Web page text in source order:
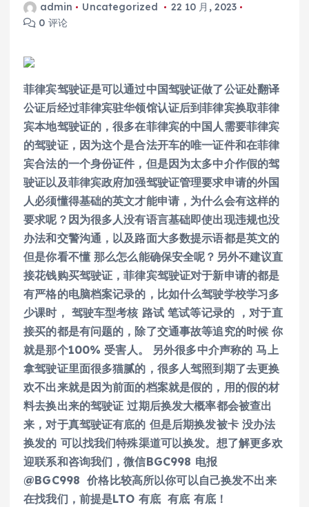
admin Uncategorized
22 10 月, 2023
0 评论
菲律宾驾驶证是可以通过中国驾驶证做了公证处翻译
公证后经过菲律宾驻华领馆认证后到菲律宾换取菲律
宾本地驾驶证的，很多在菲律宾的中国人需要菲律宾
的驾驶证，因为这个是合法开车的唯一证件和在菲律
宾合法的一个身份证件，但是因为太多中介作假的驾
驶证以及菲律宾政府加强驾驶证管理要求申请的外国
人必须懂得基础的英文才能申请，为什么会有这样的
要求呢？因为很多人没有语言基础即使出现违规也没
办法和交警沟通，以及路面大多数提示语都是英文的
但是你看不懂 那么怎么能确保安全呢？另外不建议直
接花钱购买驾驶证，菲律宾驾驶证对于新申请的都是
有严格的电脑档案记录的，比如什么驾驶学校学习多
少课时， 驾驶车型考核 路试 笔试等记录的 ，对于直
接买的都是有问题的，除了交通事故等追究的时候 你
就是那个100% 受害人。 另外很多中介声称的 马上
拿驾驶证里面很多猫腻的，很多人驾照到期了去更换
欢不出来就是因为前面的档案就是假的，用的假的材
料去换出来的驾驶证 过期后换发大概率都会被查出
来，对于真驾驶证有底的 但是后期换发被卡 没办法
换发的 可以找我们特殊渠道可以换发。想了解更多欢
迎联系和咨询我们，微信BGC998 电报
@BGC998 价格比较高所以你可以自己换发不出来
在找我们，前提是LTO 有底 有底 有底！